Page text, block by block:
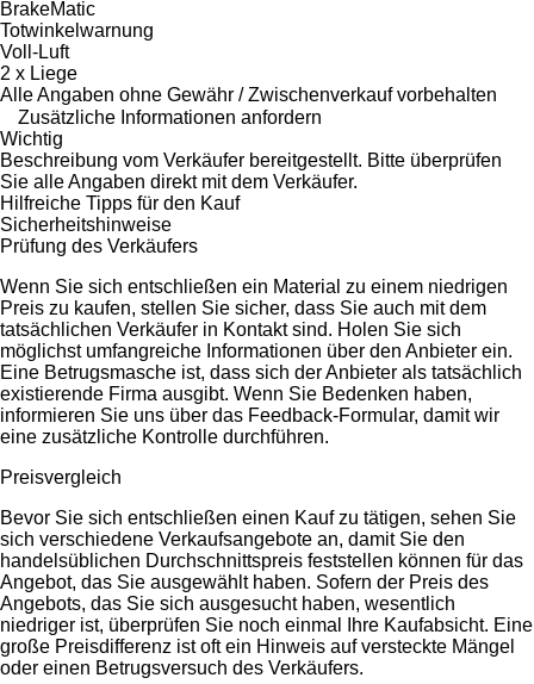
BrakeMatic
Totwinkelwarnung
Voll-Luft
2 x Liege
Alle Angaben ohne Gewähr / Zwischenverkauf vorbehalten
Zusätzliche Informationen anfordern
Wichtig
Beschreibung vom Verkäufer bereitgestellt. Bitte überprüfen
Sie alle Angaben direkt mit dem Verkäufer.
Hilfreiche Tipps für den Kauf
Sicherheitshinweise
Prüfung des Verkäufers
Wenn Sie sich entschließen ein Material zu einem niedrigen
Preis zu kaufen, stellen Sie sicher, dass Sie auch mit dem
tatsächlichen Verkäufer in Kontakt sind. Holen Sie sich
möglichst umfangreiche Informationen über den Anbieter ein.
Eine Betrugsmasche ist, dass sich der Anbieter als tatsächlich
existierende Firma ausgibt. Wenn Sie Bedenken haben,
informieren Sie uns über das Feedback-Formular, damit wir
eine zusätzliche Kontrolle durchführen.
Preisvergleich
Bevor Sie sich entschließen einen Kauf zu tätigen, sehen Sie
sich verschiedene Verkaufsangebote an, damit Sie den
handelsüblichen Durchschnittspreis feststellen können für das
Angebot, das Sie ausgewählt haben. Sofern der Preis des
Angebots, das Sie sich ausgesucht haben, wesentlich
niedriger ist, überprüfen Sie noch einmal Ihre Kaufabsicht. Eine
große Preisdifferenz ist oft ein Hinweis auf versteckte Mängel
oder einen Betrugsversuch des Verkäufers.